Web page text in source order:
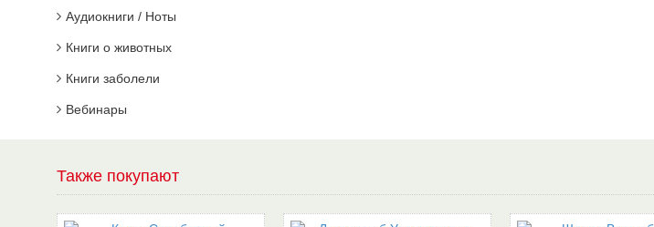
Аудиокниги / Ноты
Книги о животных
Книги заболели
Вебинары
Также покупают